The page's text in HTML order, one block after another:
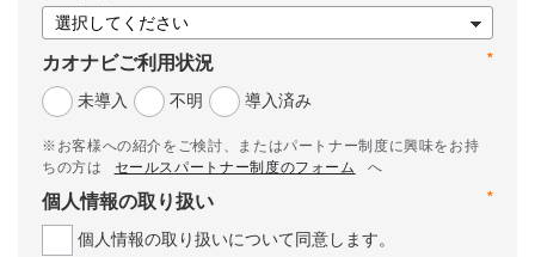
*
カオナビご利用状況
未導入
不明 導入済み
※お客様への紹介をご検討、またはパートナー制度に興味をお持
ちの方は
セールスパートナー制度のフォーム
へ
*
個人情報の取り扱い
個人情報の取り扱いについて同意します。